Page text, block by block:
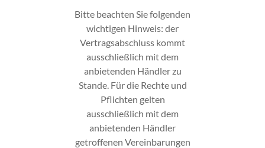
Bitte beachten Sie folgenden
wichtigen Hinweis: der
Vertragsabschluss kommt
ausschließlich mit dem
anbietenden Händler zu
Stande. Für die Rechte und
Pflichten gelten
ausschließlich mit dem
anbietenden Händler
getroffenen Vereinbarungen